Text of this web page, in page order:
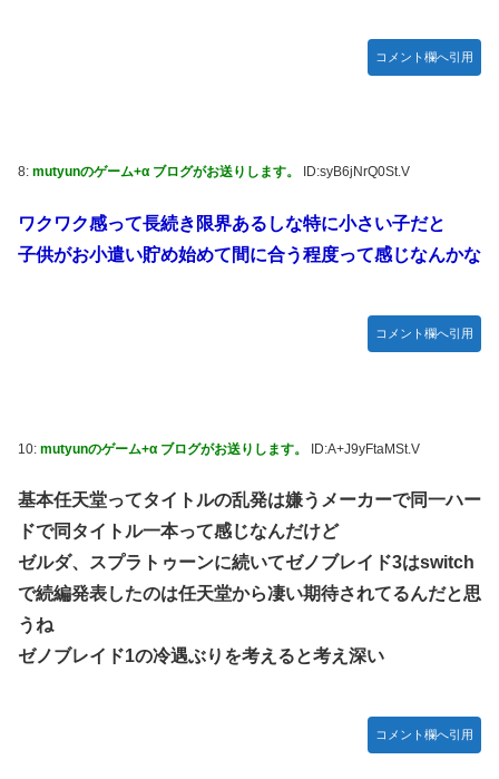
コメント欄へ引用
8: mutyunのゲーム+α ブログがお送りします。 ID:syB6jNrQ0St.V
ワクワク感って長続き限界あるしな特に小さい子だと
子供がお小遣い貯め始めて間に合う程度って感じなんかな
コメント欄へ引用
10: mutyunのゲーム+α ブログがお送りします。 ID:A+J9yFtaMSt.V
基本任天堂ってタイトルの乱発は嫌うメーカーで同一ハー
ドで同タイトル一本って感じなんだけど
ゼルダ、スプラトゥーンに続いてゼノブレイド3はswitch
で続編発表したのは任天堂から凄い期待されてるんだと思
うね
ゼノブレイド1の冷遇ぶりを考えると考え深い
コメント欄へ引用